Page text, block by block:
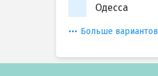
Одесса
Больше вариантов